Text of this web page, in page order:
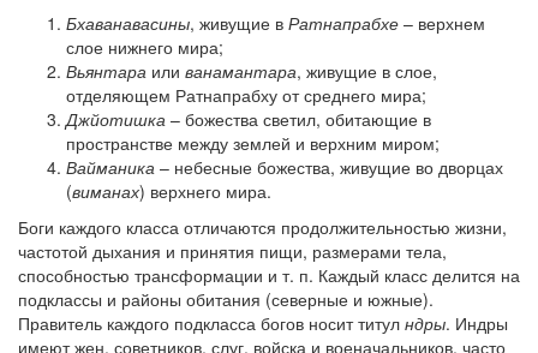
Бхаванавасины, живущие в Ратнапрабхе – верхнем
слое нижнего мира;
Вьянтара или ванамантара, живущие в слое,
отделяющем Ратнапрабху от среднего мира;
Джйотишка – божества светил, обитающие в
пространстве между землей и верхним миром;
Вайманика – небесные божества, живущие во дворцах
(виманах) верхнего мира.
Боги каждого класса отличаются продолжительностью жизни,
частотой дыхания и принятия пищи, размерами тела,
способностью трансформации и т. п. Каждый класс делится на
подклассы и районы обитания (северные и южные).
Правитель каждого подкласса богов носит титул ндры. Индры
имеют жен, советников, слуг, войска и военачальников, часто